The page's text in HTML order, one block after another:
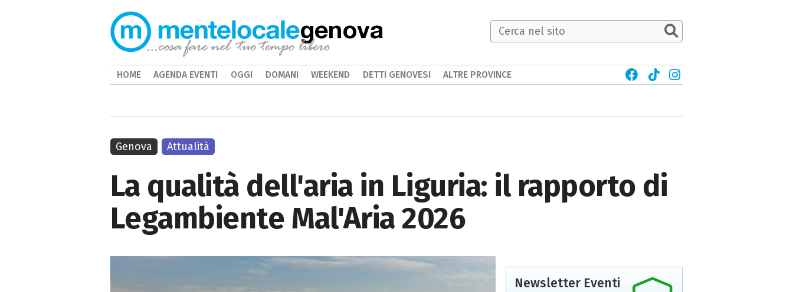
La qualità dell'aria in Liguria: il rapporto di
Legambiente Mal'Aria 2026
Genova Attualità
Newsletter Eventi
genova
HOME AGENDA EVENTI OGGI DOMANI WEEKEND DETTI GENOVESI ALTRE PROVINCE